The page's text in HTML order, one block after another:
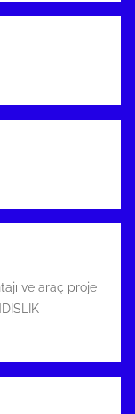
ve araç proje